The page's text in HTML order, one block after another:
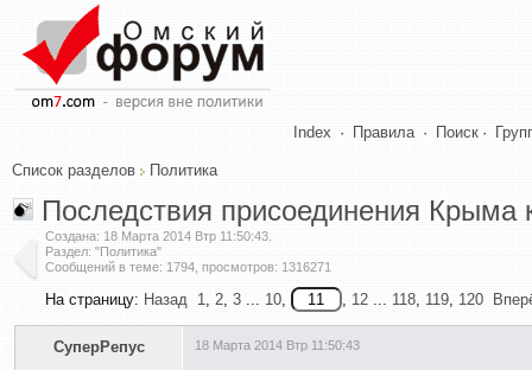
Index · Правила · Поиск ·
Список разделов Политика
Последствия присоединения Крыма
Создана: 18 Марта 2014 Втр 11:50:43
Раздел: "Политика"
Сообщений в теме: 1794, просмотров: 1316271
На страницу: Назад 1, 2, 3 ... 10, , 12... 118, 119, 120
СуперРепус 18 Марта 2014 Втр 11:50:43